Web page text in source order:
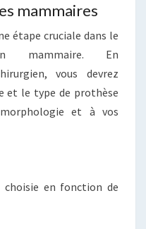
mammaires
étape cruciale dans le
mammaire. En
vous devrez
et le type de prothèse
et à vos
en fonction de